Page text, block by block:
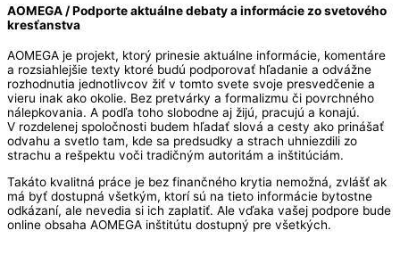
AOMEGA / Podporte aktuálne debaty a informácie zo svetového
kresťanstva
AOMEGA je projekt, ktorý prinesie aktuálne informácie, komentáre
a rozsiahlejšie texty ktoré budú podporovať hľadanie a odvážne
rozhodnutia jednotlivcov žiť v tomto svete svoje presvedčenie a
vieru inak ako okolie. Bez pretvárky a formalizmu či povrchného
nálepkovania. A podľa toho slobodne aj žijú, pracujú a konajú.
V rozdelenej spoločnosti budem hľadať slová a cesty ako prinášať
odvahu a svetlo tam, kde sa predsudky a strach uhniezdili zo
strachu a rešpektu voči tradičným autoritám a inštitúciám.
Takáto kvalitná práce je bez finančného krytia nemožná, zvlášť ak
má byť dostupná všetkým, ktorí sú na tieto informácie bytostne
odkázaní, ale nevedia si ich zaplatiť. Ale vďaka vašej podpore bude
online obsaha AOMEGA inštitútu dostupný pre všetkých.